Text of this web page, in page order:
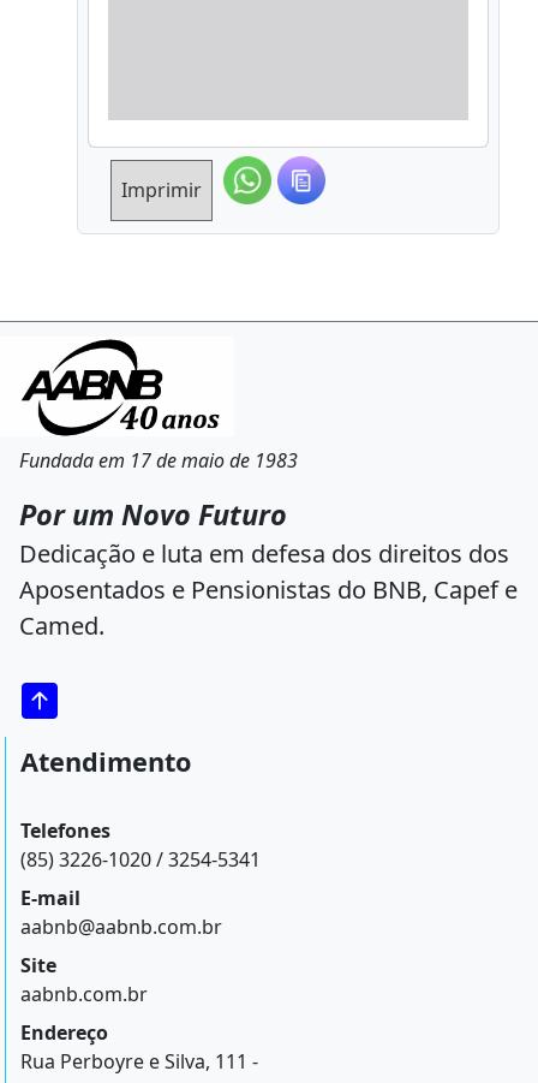
Imprimir
Fundada em 17 de maio de 1983
Por um Novo Futuro
Dedicação e luta em defesa dos direitos dos
Aposentados e Pensionistas do BNB, Capef e
Camed.
Atendimento
Telefones
(85) 3226-1020 / 3254-5341
E-mail
aabnb@aabnb.com.br
Site
aabnb.com.br
Endereço
Rua Perboyre e Silva, 111 -